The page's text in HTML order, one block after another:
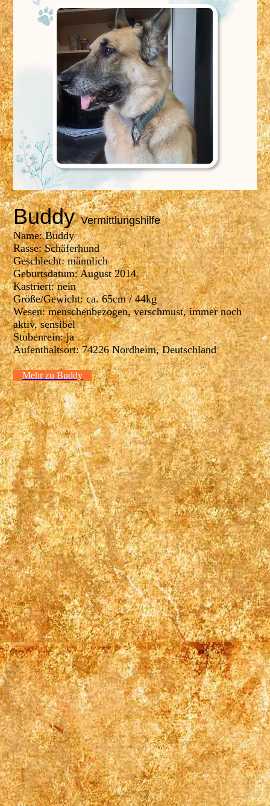
BuddyVermittlungshilfe
Name: Buddy
Rasse: Schäferhund
Geschlecht: männlich
Geburtsdatum: August 2014
Kastriert: nein
Größe/Gewicht: ca. 65cm / 44kg
Wesen: menschenbezogen, verschmust, immer noch
aktiv, sensibel
Stubenrein: ja
Aufenthaltsort: 74226 Nordheim, Deutschland
Mehr zu Buddy